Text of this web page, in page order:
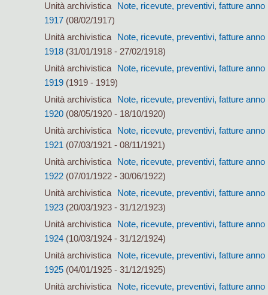
Unità archivistica
Note, ricevute, preventivi, fatture anno
1917 (08/02/1917)
Unità archivistica
Note, ricevute, preventivi, fatture anno
1918 (31/01/1918 - 27/02/1918)
Unità archivistica
Note, ricevute, preventivi, fatture anno
1919 (1919 - 1919)
Unità archivistica
Note, ricevute, preventivi, fatture anno
1920 (08/05/1920 - 18/10/1920)
Unità archivistica
Note, ricevute, preventivi, fatture anno
1921 (07/03/1921 - 08/11/1921)
Unità archivistica
Note, ricevute, preventivi, fatture anno
1922 (07/01/1922 - 30/06/1922)
Unità archivistica
Note, ricevute, preventivi, fatture anno
1923 (20/03/1923 - 31/12/1923)
Unità archivistica
Note, ricevute, preventivi, fatture anno
1924 (10/03/1924 - 31/12/1924)
Unità archivistica
Note, ricevute, preventivi, fatture anno
1925 (04/01/1925 - 31/12/1925)
Unità archivistica
Note, ricevute, preventivi, fatture anno